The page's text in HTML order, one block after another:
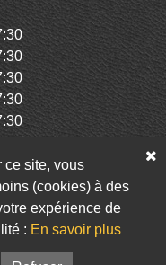
Infolettre
ce site, vous
(cookies) à des
expérience de
: En savoir plus